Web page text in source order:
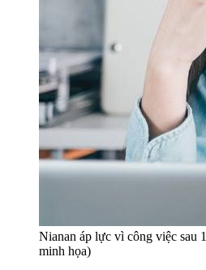
Nianan áp lực vì công việc sau
minh họa)